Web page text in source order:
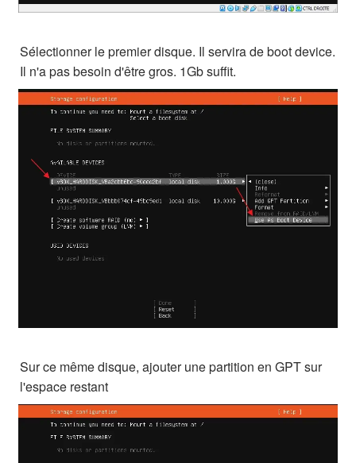
Sélectionner le premier disque. Il servira de boot device.
Il n'a pas besoin d'être gros. 1Gb suffit.
Sur ce même disque, ajouter une partition en GPT sur
l'espace restant